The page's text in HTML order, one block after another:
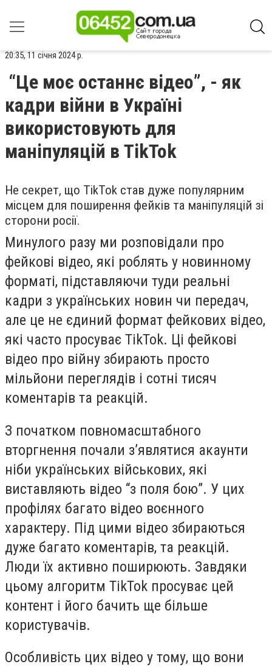
20:35, 11 січня 2024 р.
“Це моє останнє відео”, - як
кадри війни в Україні
використовують для
маніпуляцій в TikTok
Не секрет, що TikTok став дуже популярним
місцем для поширення фейків та маніпуляцій зі
сторони росії.
Минулого разу ми розповідали про
фейкові відео, які роблять у новинному
форматі, підставляючи туди реальні
кадри з українських новин чи передач,
але це не єдиний формат фейкових відео,
які часто просуває TikTok. Ці фейкові
відео про війну збирають просто
мільйони переглядів і сотні тисяч
коментарів та реакцій.
З початком повномасштабного
вторгнення почали з’являтися акаунти
ніби українських військових, які
виставляють відео “з поля бою”. У цих
профілях багато відео воєнного
характеру. Під цими відео збираються
дуже багато коментарів, та реакцій.
Люди їх активно поширюють. Завдяки
цьому алгоритм TikTok просуває цей
контент і його бачить ще більше
користувачів.
Особливість цих відео у тому, що вони